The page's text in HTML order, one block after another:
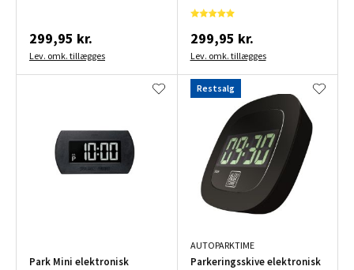
299,95 kr.
Lev. omk. tillægges
299,95 kr.
Lev. omk. tillægges
Park Mini elektronisk
Restsalg
AUTOPARKTIME
Parkeringsskive elektronisk